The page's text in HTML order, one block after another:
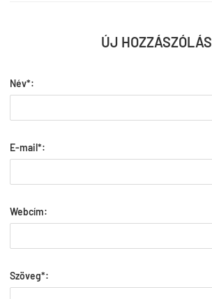
ÚJ HOZZÁSZÓLÁS
Név*:
E-mail*:
Webcím:
Szöveg*: